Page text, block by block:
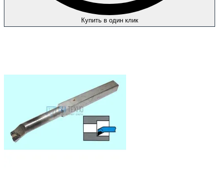
Купить в один клик